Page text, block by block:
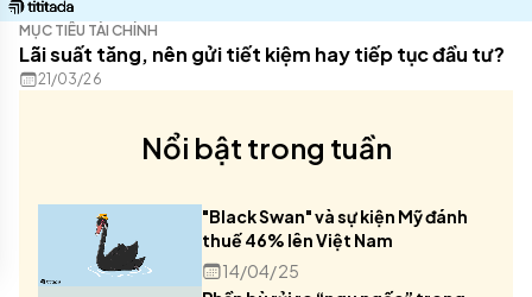
MỤC TIÊU TÀI CHÍNH
Lãi suất tăng, nên gửi tiết kiệm hay tiếp tục đầu tư?
21/03/26
Nổi bật trong tuần
"Black Swan" và sự kiện Mỹ đánh
thuế 46% lên Việt Nam
14/04/25